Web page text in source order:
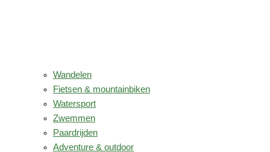
Wandelen
Fietsen & mountainbiken
Watersport
Zwemmen
Paardrijden
Adventure & outdoor